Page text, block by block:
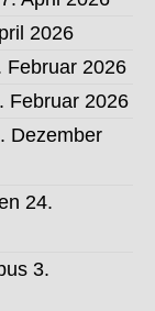
2026
Februar 2026
Februar 2026
Dezember
24.
3.